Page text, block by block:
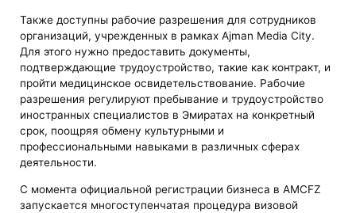
Также доступны рабочие разрешения для сотрудников
организаций, учрежденных в рамках Ajman Media City.
Для этого нужно предоставить документы,
подтверждающие трудоустройство, такие как контракт, и
пройти медицинское освидетельствование. Рабочие
разрешения регулируют пребывание и трудоустройство
иностранных специалистов в Эмиратах на конкретный
срок, поощряя обмену культурными и
профессиональными навыками в различных сферах
деятельности.
С момента официальной регистрации бизнеса в AMCFZ
запускается многоступенчатая процедура визовой